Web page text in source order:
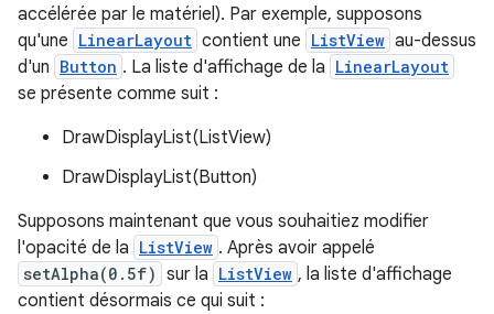
accélérée par le matériel). Par exemple, supposons
qu'une LinearLayout contient une ListView au-dessus
d'un Button . La liste d'affichage de la LinearLayout
se présente comme suit :
DrawDisplayList(ListView)
DrawDisplayList(Button)
Supposons maintenant que vous souhaitiez modifier
l'opacité de la ListView . Après avoir appelé
setAlpha(0.5f) sur la ListView , la liste d'affichage
contient désormais ce qui suit :